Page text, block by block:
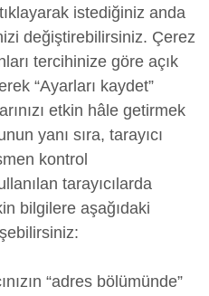
istediğiniz anda
değiştirebilirsiniz. Çerez
tercihinize göre açık
“Ayarları kaydet”
etkin hâle getirmek
yanı sıra, tarayıcı
kontrol
tarayıcılarda
bilgilere aşağıdaki
“adres bölümünde”